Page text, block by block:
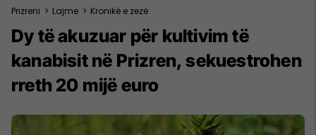
Prizreni > Lajme > Kronikë e zezë
Dy të akuzuar për kultivim të
kanabisit në Prizren, sekuestrohen
rreth 20 mijë euro